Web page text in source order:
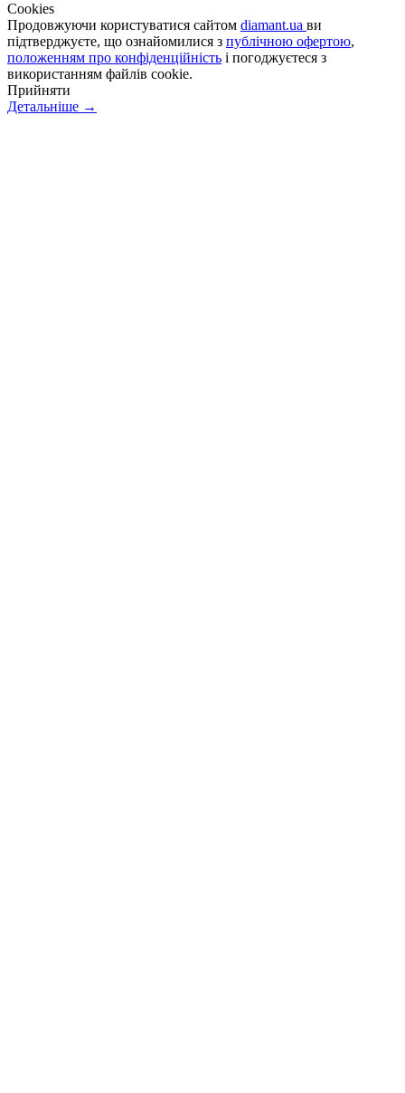
Сookies
Продовжуючи користуватися сайтом diamant.ua ви
підтверджуєте, що ознайомилися з публічною офертою,
положенням про конфіденційність і погоджуєтеся з
використанням файлів cookie.
Прийняти
Детальніше →